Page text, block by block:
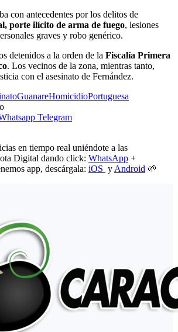
con antecedentes por los delitos de
porte ilícito de arma de fuego, lesiones
graves y robo genérico.
detenidos a la orden de la Fiscalía Primera
. Los vecinos de la zona, mientras tanto,
con el asesinato de Fernández.
GuanareHomicidioPortuguesa
Telegram
en tiempo real uniéndote a las
Digital dando click: WhatsApp +
app, descárgala: iOS y Android 🌱